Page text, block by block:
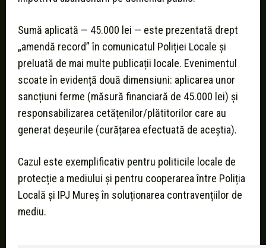
Sumă aplicată — 45.000 lei — este prezentată drept
„amendă record” în comunicatul Poliției Locale și
preluată de mai multe publicații locale. Evenimentul
scoate în evidență două dimensiuni: aplicarea unor
sancțiuni ferme (măsură financiară de 45.000 lei) și
responsabilizarea cetățenilor/plătitorilor care au
generat deșeurile (curățarea efectuată de aceștia).
Cazul este exemplificativ pentru politicile locale de
protecție a mediului și pentru cooperarea între Poliția
Locală și IPJ Mureș în soluționarea contravențiilor de
mediu.